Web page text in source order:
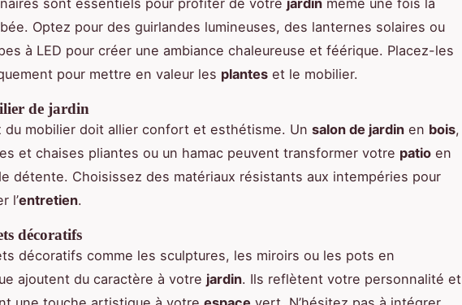
sont essentiels pour profiter de votre jardin même une fois la
Optez pour des guirlandes lumineuses, des lanternes solaires ou
à LED pour créer une ambiance chaleureuse et féérique. Placez-les
pour mettre en valeur les plantes et le mobilier.
de jardin
du mobilier doit allier confort et esthétisme. Un salon de jardin en bois,
et chaises pliantes ou un hamac peuvent transformer votre patio en
détente. Choisissez des matériaux résistants aux intempéries pour
l’entretien.
décoratifs
décoratifs comme les sculptures, les miroirs ou les pots en
ajoutent du caractère à votre jardin. Ils reflètent votre personnalité et